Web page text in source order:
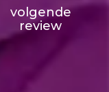
volgende
review